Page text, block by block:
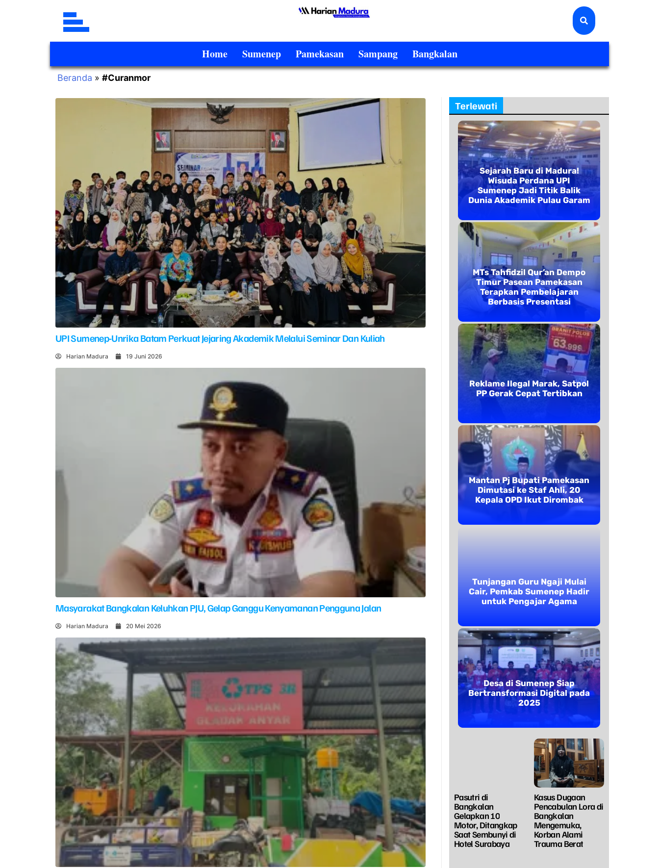
Home Sumenep Pamekasan Sampang Bangkalan
Beranda » #Curanmor
UPI Sumenep-Unrika Batam Perkuat Jejaring Akademik Melalui Seminar Dan Kuliah
Harian Madura 19 Juni 2026
Masyarakat Bangkalan Keluhkan PJU, Gelap Ganggu Kenyamanan Pengguna Jalan
Harian Madura 20 Mei 2026
Terlewati
Pasutri di
Bangkalan
Gelapkan 10
Motor, Ditangkap
Saat Sembunyi di
Hotel Surabaya
Kasus Dugaan
Pencabulan Lora di
Bangkalan
Mengemuka,
Korban Alami
Trauma Berat
Sejarah Baru di Madura!
Wisuda Perdana UPI
Sumenep Jadi Titik Balik
Dunia Akademik Pulau Garam
MTs Tahfidzil Qur’an Dempo
Timur Pasean Pamekasan
Terapkan Pembelajaran
Berbasis Presentasi
Reklame Ilegal Marak, Satpol
PP Gerak Cepat Tertibkan
Mantan Pj Bupati Pamekasan
Dimutasi ke Staf Ahli, 20
Kepala OPD Ikut Dirombak
Tunjangan Guru Ngaji Mulai
Cair, Pemkab Sumenep Hadir
untuk Pengajar Agama
Desa di Sumenep Siap
Bertransformasi Digital pada
2025